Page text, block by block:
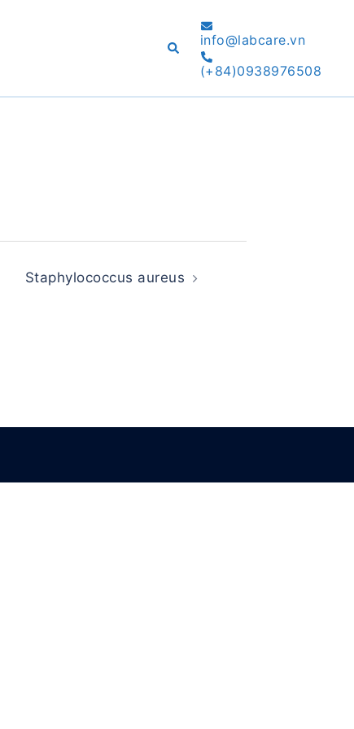
Searchinfo@labcare.vn
(+84)0938976508
Staphylococcus aureus